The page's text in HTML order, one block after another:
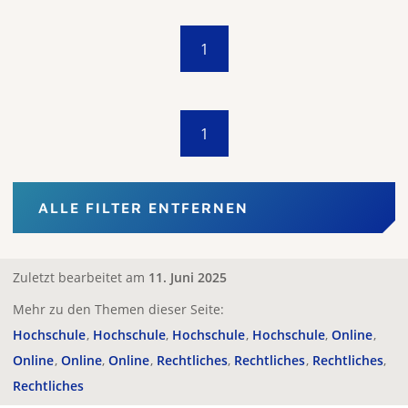
1
1
ALLE FILTER ENTFERNEN
Zuletzt bearbeitet am 11. Juni 2025
Mehr zu den Themen dieser Seite:
Hochschule Hochschule Hochschule Hochschule Online
Online Online Online Rechtliches Rechtliches Rechtliches
Rechtliches